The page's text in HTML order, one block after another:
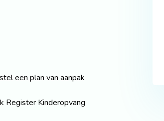
een plan van aanpak
Register Kinderopvang